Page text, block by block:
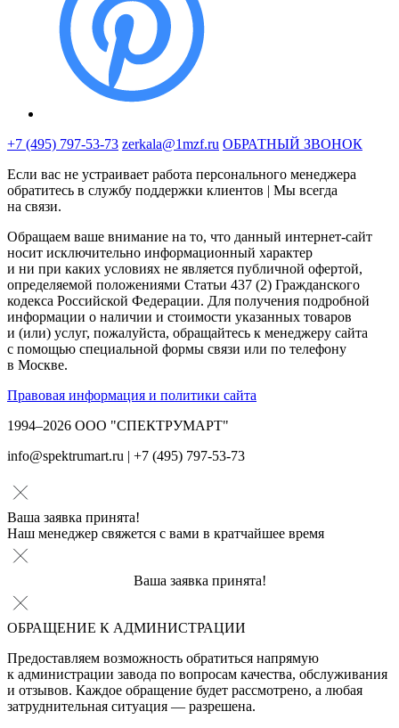
+7 (495) 797-53-73 zerkala@1mzf.ru ОБРАТНЫЙ ЗВОНОК
Если вас не устраивает работа персонального менеджера
обратитесь в службу поддержки клиентов | Мы всегда
на связи.
Обращаем ваше внимание на то, что данный интернет-сайт
носит исключительно информационный характер
и ни при каких условиях не является публичной офертой,
определяемой положениями Статьи 437 (2) Гражданского
кодекса Российской Федерации. Для получения подробной
информации о наличии и стоимости указанных товаров
и (или) услуг, пожалуйста, обращайтесь к менеджеру сайта
с помощью специальной формы связи или по телефону
в Москве.
Правовая информация и политики сайта
1994–2026 ООО "СПЕКТРУМАРТ"
info@spektrumart.ru | +7 (495) 797-53-73
Ваша заявка принята!
Наш менеджер свяжется с вами в кратчайшее время
Ваша заявка принята!
ОБРАЩЕНИЕ К АДМИНИСТРАЦИИ
Предоставляем возможность обратиться напрямую
к администрации завода по вопросам качества, обслуживания
и отзывов. Каждое обращение будет рассмотрено, а любая
затруднительная ситуация — разрешена.